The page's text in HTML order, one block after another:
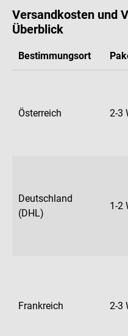
Versandkosten und
Überblick
Bestimmungsort
Österreich 2-3
Deutschland
(DHL)
1-2
Frankreich 2-3